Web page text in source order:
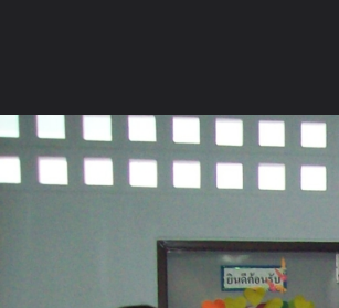
หน้าแรก เว็บบอร์ด มีอะไรใหม่
หมวดหมู่ คอลเล็คชั่น